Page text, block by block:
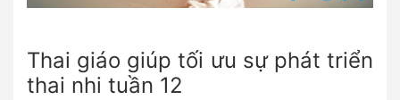
Thai giáo giúp tối ưu sự phát triển
thai nhi tuần 12